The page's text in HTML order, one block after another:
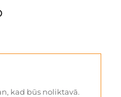
kad būs noliktavā.